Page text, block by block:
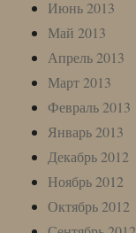
Июнь 2013
Май 2013
Апрель 2013
Март 2013
Февраль 2013
Январь 2013
Декабрь 2012
Ноябрь 2012
Октябрь 2012